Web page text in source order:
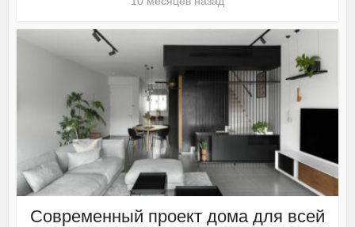
Современный проект дома для всей